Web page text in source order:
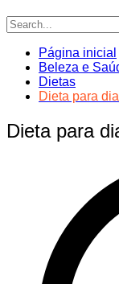
Página inicial
Beleza e
Dietas
Dieta para
Dieta para